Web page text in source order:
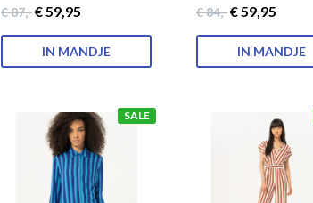
€ 87,-€ 59,95
IN MANDJE
€ 84,-€ 59,95
IN MANDJE
SALE